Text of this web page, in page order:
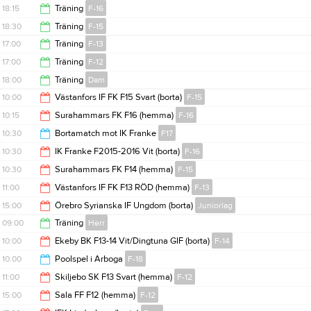
18:00
19:00
18:15 Träning F-16
19:30
18:30 Träning F-15
20:00
17:00 Träning F-13
18:30
17:00 Träning F-12
18:30
18:00 Träning Dam
19:00
10:00 Västanfors IF FK F15 Svart (borta) F-15
12:00
10:15 Surahammars FK F16 (hemma) F-16
12:15
10:30 Bortamatch mot IK Franke F17
11:30
10:30 IK Franke F2015-2016 Vit (borta) F-16
12:30
10:30 Surahammars FK F14 (hemma) F-15
12:30
11:00 Västanfors IF FK F13 RÖD (hemma) F-13
13:00
15:00 Örebro Syrianska IF Ungdom (borta) Juniorlag
17:00
09:00 Träning Herr
10:00
10:00 Ekeby BK F13-14 Vit/Dingtuna GIF (borta) F-14
12:00
10:00 Poolspel i Arboga F-18
15:00
11:00 Skiljebo SK F13 Svart (hemma) F-12
15:00 Sala FF F12 (hemma) F-12